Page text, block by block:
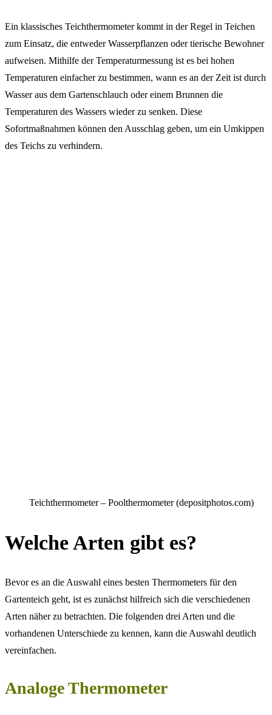
Ein klassisches Teichthermometer kommt in der Regel in Teichen
zum Einsatz, die entweder Wasserpflanzen oder tierische Bewohner
aufweisen. Mithilfe der Temperaturmessung ist es bei hohen
Temperaturen einfacher zu bestimmen, wann es an der Zeit ist durch
Wasser aus dem Gartenschlauch oder einem Brunnen die
Temperaturen des Wassers wieder zu senken. Diese
Sofortmaßnahmen können den Ausschlag geben, um ein Umkippen
des Teichs zu verhindern.
Teichthermometer – Poolthermometer (depositphotos.com)
Welche Arten gibt es?
Bevor es an die Auswahl eines besten Thermometers für den
Gartenteich geht, ist es zunächst hilfreich sich die verschiedenen
Arten näher zu betrachten. Die folgenden drei Arten und die
vorhandenen Unterschiede zu kennen, kann die Auswahl deutlich
vereinfachen.
Analoge Thermometer